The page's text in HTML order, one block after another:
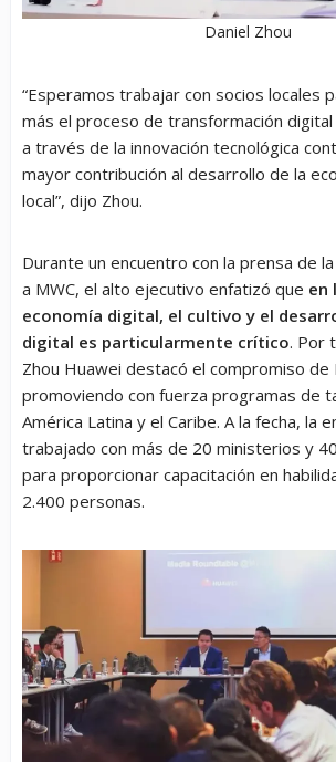
Daniel Zhou
“Esperamos trabajar con socios locales
más el proceso de transformación digital
a través de la innovación tecnológica
mayor contribución al desarrollo de la
local”, dijo Zhou.
Durante un encuentro con la prensa de
a MWC, el alto ejecutivo enfatizó que en
economía digital, el cultivo y el
digital es particularmente crítico. Por
Zhou Huawei destacó el compromiso de
promoviendo con fuerza programas de
América Latina y el Caribe. A la fecha, la
trabajado con más de 20 ministerios y
para proporcionar capacitación en
2.400 personas.